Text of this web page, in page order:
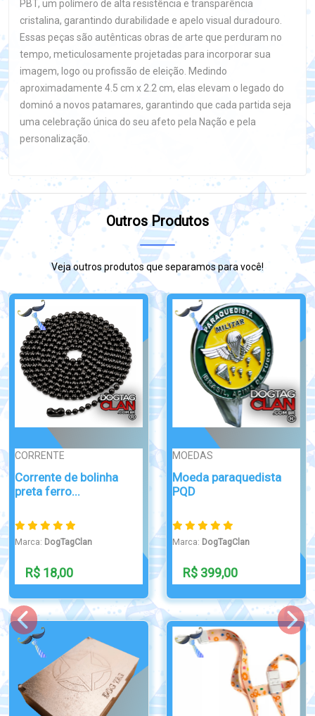
PBT, um polímero de alta resistência e transparência
cristalina, garantindo durabilidade e apelo visual duradouro.
Essas peças são autênticas obras de arte que perduram no
tempo, meticulosamente projetadas para incorporar sua
imagem, logo ou profissão de eleição. Medindo
aproximadamente 4.5 cm x 2.2 cm, elas elevam o legado do
dominó a novos patamares, garantindo que cada partida seja
uma celebração única do seu afeto pela Nação e pela
personalização.
Outros Produtos
Veja outros produtos que separamos para você!
MOEDAS
Moeda paraquedista
PQD
Marca:DogTagClan
R$ 399,00
SIMPLES
Dog Tag Militar Missão
Cumprid...
Marca:DogTagClan
R$ 39,90